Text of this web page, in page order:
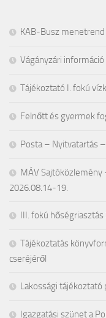
KAB-Busz
Vágányzári
Tájékoztató I. fokú
Felnőtt és gyermek
Posta – Nyitvatartás
MÁV Sajtóközlemény
2026.08.14-19.
III. fokú
Tájékoztatás
cseréjéről
Lakossági
Igazgatási szünet a